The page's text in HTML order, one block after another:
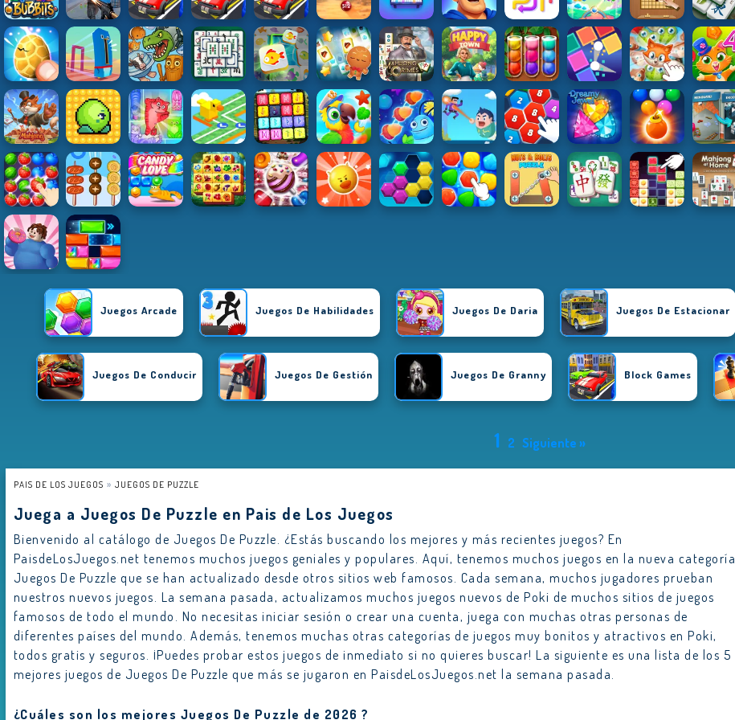
Juegos Arcade Juegos De Habilidades Juegos De Daria Juegos De Estacionar
Juegos De Conducir Juegos De Gestión Juegos De Granny Block Games
1 2 Siguiente »
PAIS DE LOS JUEGOS JUEGOS DE PUZZLE
Juega a Juegos De Puzzle en Pais de Los Juegos
Bienvenido al catálogo de Juegos De Puzzle. ¿Estás buscando los mejores y más recientes juegos? En
PaisdeLosJuegos.net tenemos muchos juegos geniales y populares. Aquí, tenemos muchos juegos en la nueva categoría
Juegos De Puzzle que se han actualizado desde otros sitios web famosos. Cada semana, muchos jugadores prueban
nuestros nuevos juegos. La semana pasada, actualizamos muchos juegos nuevos de Poki de muchos sitios de juegos
famosos de todo el mundo. No necesitas iniciar sesión o crear una cuenta, juega con muchas otras personas de
diferentes países del mundo. Además, tenemos muchas otras categorías de juegos muy bonitos y atractivos en Poki,
todos gratis y seguros. ¡Puedes probar estos juegos de inmediato si no quieres buscar! La siguiente es una lista de los 5
mejores juegos de Juegos De Puzzle que más se jugaron en PaisdeLosJuegos.net la semana pasada.
¿Cuáles son los mejores Juegos De Puzzle de 2026 ?